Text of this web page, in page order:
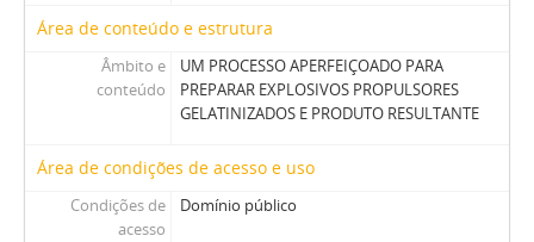
Área de conteúdo e estrutura
Âmbito e
conteúdo
UM PROCESSO APERFEIÇOADO PARA
PREPARAR EXPLOSIVOS PROPULSORES
GELATINIZADOS E PRODUTO RESULTANTE
Área de condições de acesso e uso
Condições de
acesso
Domínio público